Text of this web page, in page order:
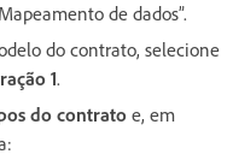
de dados”.
do contrato, selecione
1.
do contrato e, em